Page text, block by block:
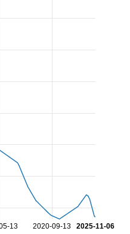
13 2020-09-13 2025-11-06